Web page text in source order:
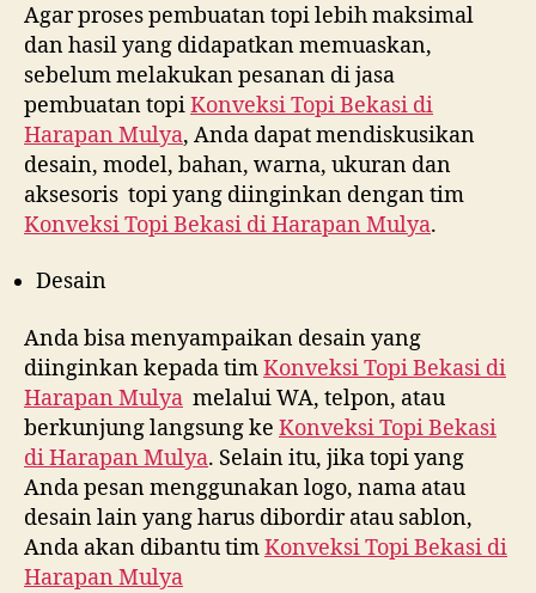
Agar proses pembuatan topi lebih maksimal
dan hasil yang didapatkan memuaskan,
sebelum melakukan pesanan di jasa
pembuatan topiKonveksi Topi Bekasi di
Harapan Mulya, Anda dapat mendiskusikan
desain, model, bahan, warna, ukuran dan
aksesoris topi yang diinginkan dengan tim
Konveksi Topi Bekasi diHarapan Mulya.
Desain
Anda bisa menyampaikan desain yang
diinginkan kepada timKonveksi Topi Bekasi di
Harapan Mulya melalui WA, telpon, atau
berkunjung langsung ke Konveksi Topi Bekasi
diHarapan Mulya. Selain itu, jika topi yang
Anda pesan menggunakan logo, nama atau
desain lain yang harus dibordir atau sablon,
Anda akan dibantu timKonveksi Topi Bekasi di
Harapan Mulya